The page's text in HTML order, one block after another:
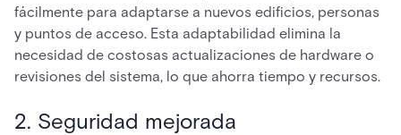
fácilmente para adaptarse a nuevos edificios, personas
y puntos de acceso. Esta adaptabilidad elimina la
necesidad de costosas actualizaciones de hardware o
revisiones del sistema, lo que ahorra tiempo y recursos.
2. Seguridad mejorada